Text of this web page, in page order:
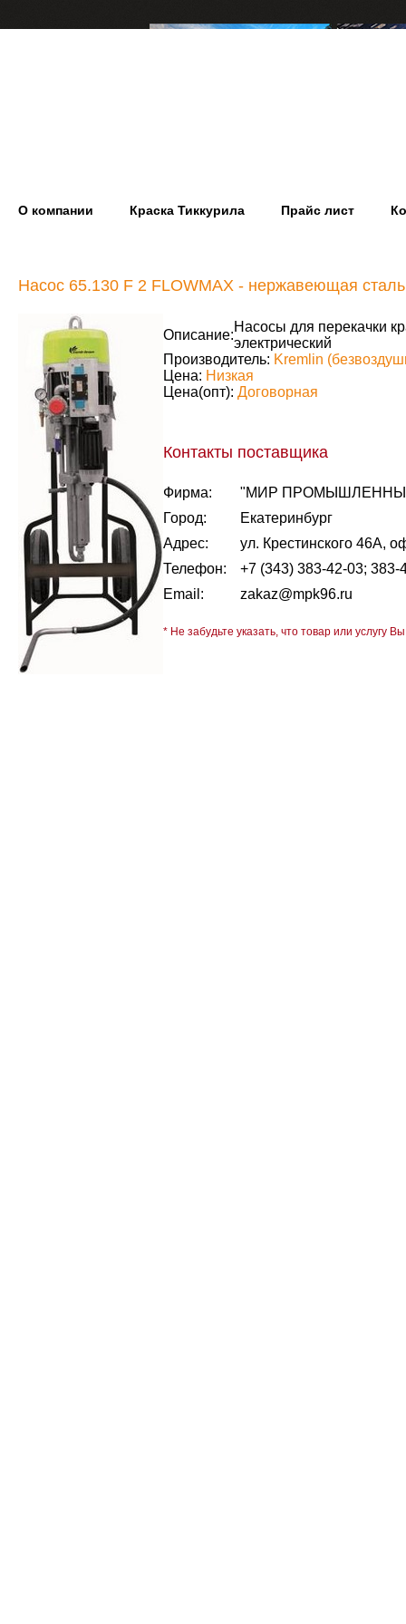
О компании Краска Тиккурила Прайс лист
Насос 65.130 F 2 FLOWMAX - нержавеющая сталь
Описание:
Насосы для перекачки
электрический
Производитель: Kremlin
Цена: Низкая
Цена(опт): Договорная
Контакты поставщика
Фирма:
"МИР
Город:
Екатеринбург
Адрес:
ул. Крестинского 46А,
Телефон:
+7 (343) 383-42-03; 383-
Email:
zakaz@mpk96.ru
* Не забудьте указать, что товар или услугу